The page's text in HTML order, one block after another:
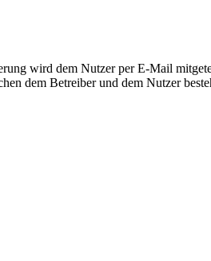
wird dem Nutzer per E-Mail
dem Betreiber und dem Nutzer